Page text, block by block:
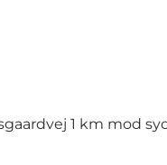
1 km mod